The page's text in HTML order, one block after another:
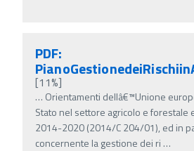
PDF:
[11%]
… Orientamenti dellâ€™Unione
Stato nel settore agricolo e forestale
2014-2020 (2014/C 204/01), ed in
concernente la gestione dei ri …